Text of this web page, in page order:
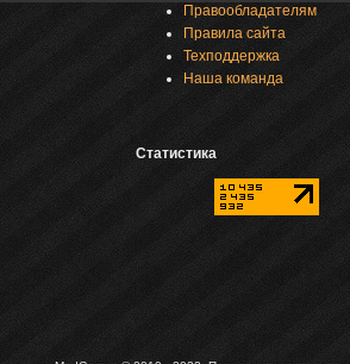
Правообладателям
Правила сайта
Техподдержка
Наша команда
Статистика